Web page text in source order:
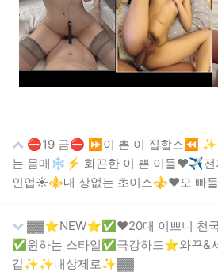
⛔19 금⛔ ⏩이 쁜 이 집합소⏪
는 몸매❄️⚡ 화끈한 이 쁜 이들❤️✈️
인업☀️⚜️내 상없는 초이스⚜️❤️오 빠
▓▓⭐️NEW⭐️✅️❤️20대 이쁘니 천
✅️원하는 스타일✅극강하드⭐️와꾸&
갑✨✨내상제로✨▓▓